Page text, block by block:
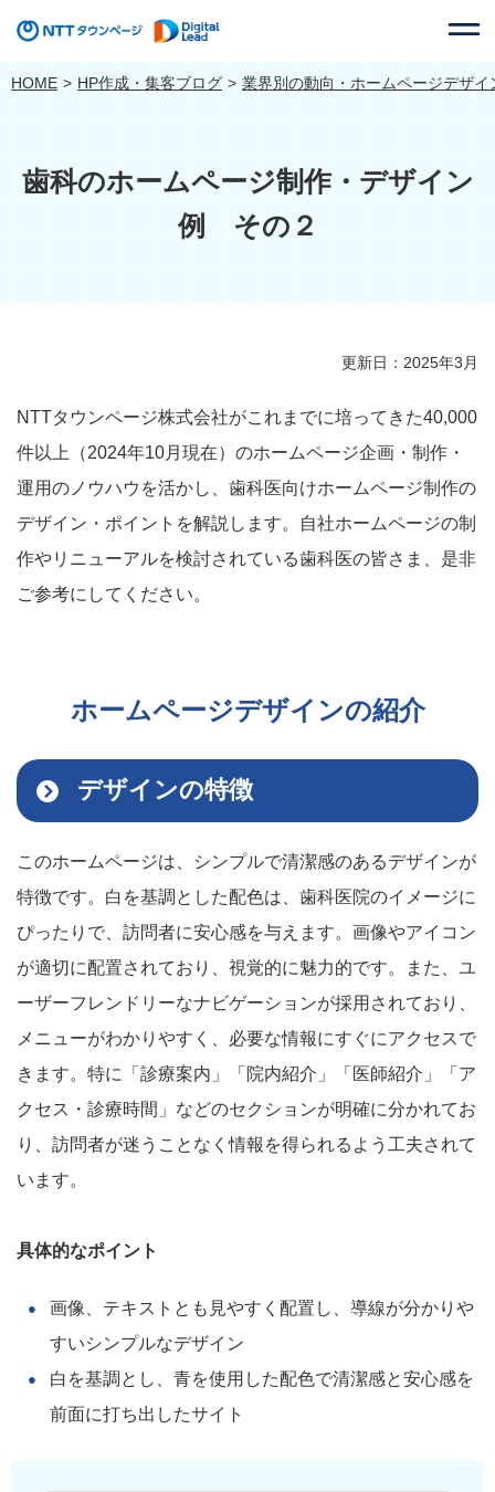
HOME HP作成・集客ブログ 業界別の動向・ホームページデザイ
歯科のホームページ制作・デザイン
例 その２
更新日：2025年3月
NTTタウンページ株式会社がこれまでに培ってきた40,000
件以上（2024年10月現在）のホームページ企画・制作・
運用のノウハウを活かし、歯科医向けホームページ制作の
デザイン・ポイントを解説します。自社ホームページの制
作やリニューアルを検討されている歯科医の皆さま、是非
ご参考にしてください。
ホームページデザインの紹介
デザインの特徴
このホームページは、シンプルで清潔感のあるデザインが
特徴です。白を基調とした配色は、歯科医院のイメージに
ぴったりで、訪問者に安心感を与えます。画像やアイコン
が適切に配置されており、視覚的に魅力的です。また、ユ
ーザーフレンドリーなナビゲーションが採用されており、
メニューがわかりやすく、必要な情報にすぐにアクセスで
きます。特に「診療案内」「院内紹介」「医師紹介」「ア
クセス・診療時間」などのセクションが明確に分かれてお
り、訪問者が迷うことなく情報を得られるよう工夫されて
います。
具体的なポイント
画像、テキストとも見やすく配置し、導線が分かりや
すいシンプルなデザイン
白を基調とし、青を使用した配色で清潔感と安心感を
前面に打ち出したサイト